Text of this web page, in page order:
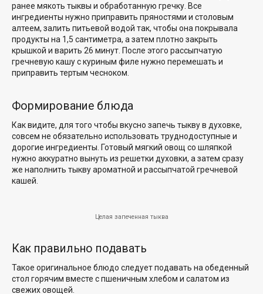
ранее мякоть тыквы и обработанную гречку. Все
ингредиенты нужно приправить пряностями и столовым
алтеем, залить питьевой водой так, чтобы она покрывала
продукты на 1,5 сантиметра, а затем плотно закрыть
крышкой и варить 26 минут. После этого рассыпчатую
гречневую кашу с куриным филе нужно перемешать и
приправить тертым чесноком.
Формирование блюда
Как видите, для того чтобы вкусно запечь тыкву в духовке,
совсем не обязательно использовать труднодоступные и
дорогие ингредиенты. Готовый мягкий овощ со шляпкой
нужно аккуратно вынуть из решетки духовки, а затем сразу
же наполнить тыкву ароматной и рассыпчатой гречневой
кашей.
Целая запеченная тыква
Как правильно подавать
Такое оригинальное блюдо следует подавать на обеденный
стол горячим вместе с пшеничным хлебом и салатом из
свежих овощей.